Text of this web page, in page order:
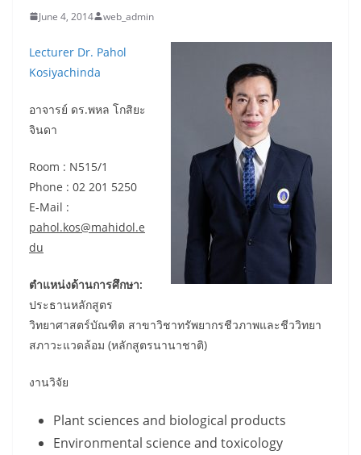
June 4, 2014 web_admin
Lecturer Dr. Pahol
Kosiyachinda
อาจารย์ ดร.พหล โกสิยะ
จินดา
Room : N515/1
Phone : 02 201 5250
E-Mail :
pahol.kos@mahidol.e
du
ตำแหน่งด้านการศึกษา:
ประธานหลักสูตร
วิทยาศาสตร์บัณฑิต สาขาวิชาทรัพยากรชีวภาพและชีววิทยา
สภาวะแวดล้อม (หลักสูตรนานาชาติ)
งานวิจัย
Plant sciences and biological products
Environmental science and toxicology